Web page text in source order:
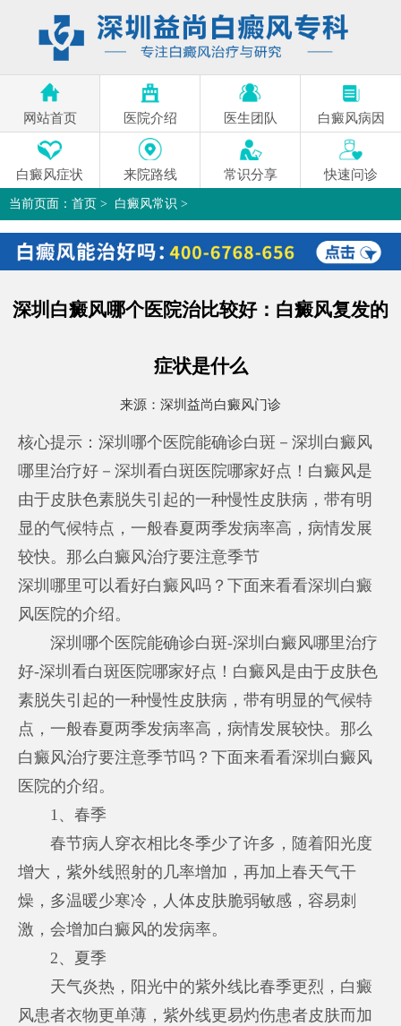
网站首页 医院介绍 医生团队 白癜风病因
白癜风症状 来院路线 常识分享 快速问诊
当前页面： 首页 > 白癜风常识 >
深圳白癜风哪个医院治比较好：白癜风复发的症状是什么>
深圳白癜风哪个医院治比较好：白癜风复发的
症状是什么
来源： 深圳益尚白癜风门诊
核心提示：深圳哪个医院能确诊白斑－深圳白癜风
哪里治疗好－深圳看白斑医院哪家好点！白癜风是
由于皮肤色素脱失引起的一种慢性皮肤病，带有明
显的气候特点，一般春夏两季发病率高，病情发展
较快。那么白癜风治疗要注意季节
深圳哪里可以看好白癜风吗？下面来看看深圳白癜
风医院的介绍。
深圳哪个医院能确诊白斑-深圳白癜风哪里治疗
好-深圳看白斑医院哪家好点！白癜风是由于皮肤色
素脱失引起的一种慢性皮肤病，带有明显的气候特
点，一般春夏两季发病率高，病情发展较快。那么
白癜风治疗要注意季节吗？下面来看看深圳白癜风
医院的介绍。
1、春季
春节病人穿衣相比冬季少了许多，随着阳光度
增大，紫外线照射的几率增加，再加上春天气干
燥，多温暖少寒冷，人体皮肤脆弱敏感，容易刺
激，会增加白癜风的发病率。
2、夏季
天气炎热，阳光中的紫外线比春季更烈，白癜
风患者衣物更单薄，紫外线更易灼伤患者皮肤而加